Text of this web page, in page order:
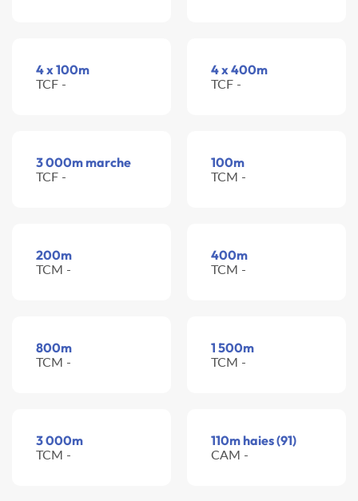
4 x 100m
TCF -
4 x 400m
TCF -
3 000m marche
TCF -
100m
TCM -
200m
TCM -
400m
TCM -
800m
TCM -
1 500m
TCM -
3 000m
TCM -
110m haies (91)
CAM -